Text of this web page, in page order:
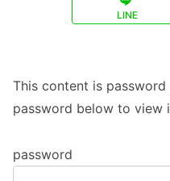
LINE
This content is
password below to view
password